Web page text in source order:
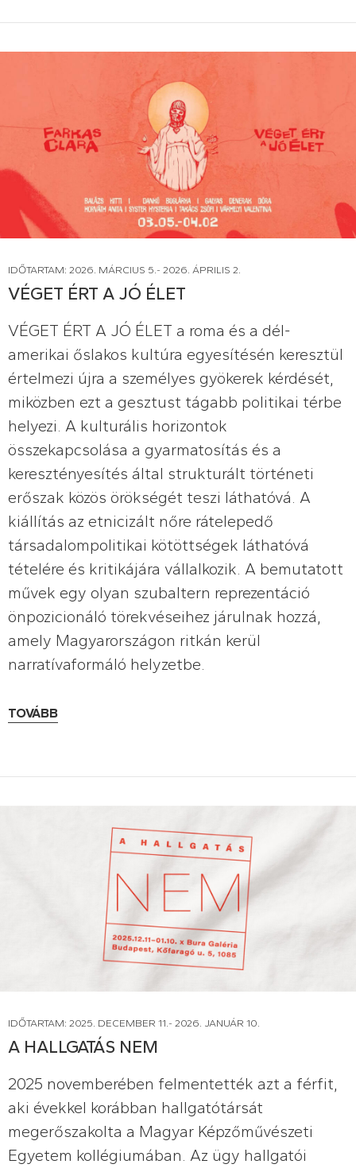
IDŐTARTAM: 2026. MÁRCIUS 5.- 2026. ÁPRILIS 2.
VÉGET ÉRT A JÓ ÉLET
VÉGET ÉRT A JÓ ÉLET a roma és a dél-
amerikai őslakos kultúra egyesítésén keresztül
értelmezi újra a személyes gyökerek kérdését,
miközben ezt a gesztust tágabb politikai térbe
helyezi. A kulturális horizontok
összekapcsolása a gyarmatosítás és a
keresztényesítés által strukturált történeti
erőszak közös örökségét teszi láthatóvá. A
kiállítás az etnicizált nőre rátelepedő
társadalompolitikai kötöttségek láthatóvá
tételére és kritikájára vállalkozik. A bemutatott
művek egy olyan szubaltern reprezentáció
önpozicionáló törekvéseihez járulnak hozzá,
amely Magyarországon ritkán kerül
narratívaformáló helyzetbe.
TOVÁBB
IDŐTARTAM: 2025. DECEMBER 11.- 2026. JANUÁR 10.
A HALLGATÁS NEM
2025 novemberében felmentették azt a férfit,
aki évekkel korábban hallgatótársát
megerőszakolta a Magyar Képzőművészeti
Egyetem kollégiumában. Az ügy hallgatói